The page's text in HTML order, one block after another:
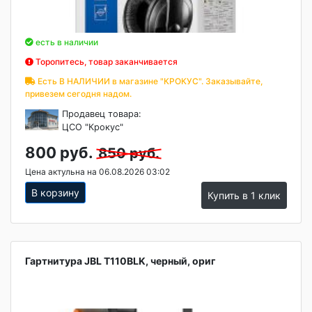
есть в наличии
Торопитесь, товар заканчивается
Есть В НАЛИЧИИ в магазине "КРОКУС". Заказывайте,
привезем сегодня надом.
Продавец товара:
ЦСО "Крокус"
800 руб. 850 руб.
Цена актульна на 06.08.2026 03:02
В корзину Купить в 1 клик
Гартнитура JBL T110BLK, черный, ориг